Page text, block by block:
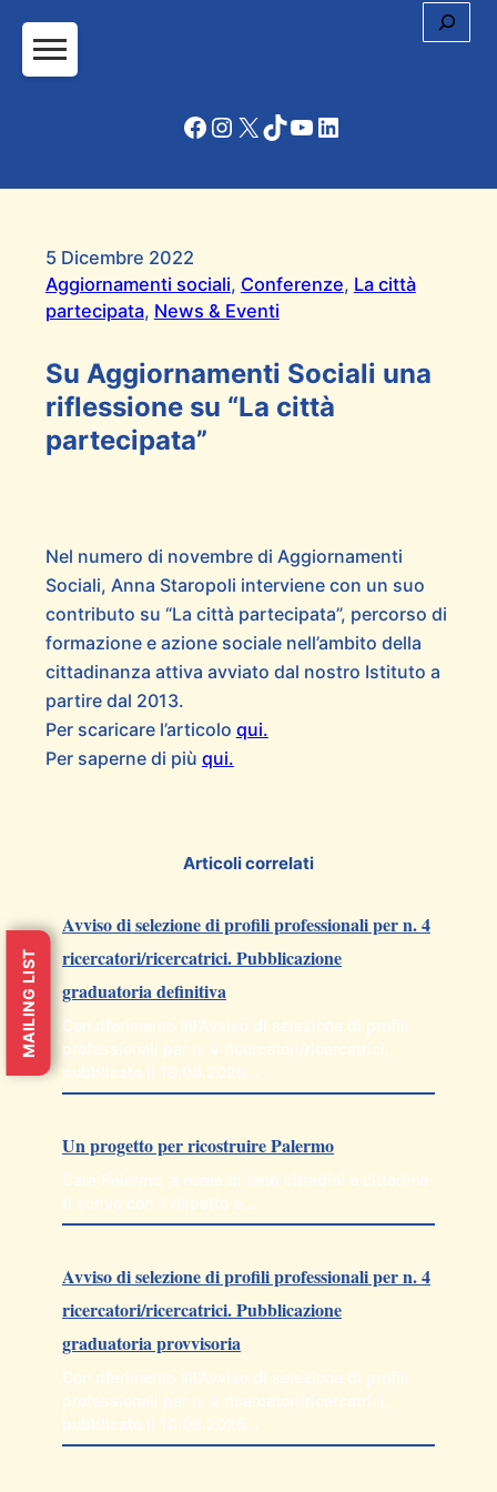
Facebook
Instagram
X TikTok
YouTube
LinkedIn
5 Dicembre 2022
Aggiornamenti sociali, Conferenze, La città
partecipata, News & Eventi
Su Aggiornamenti Sociali una
riflessione su “La città
partecipata”
Nel numero di novembre di Aggiornamenti
Sociali, Anna Staropoli interviene con un suo
contributo su “La città partecipata”, percorso di
formazione e azione sociale nell’ambito della
cittadinanza attiva avviato dal nostro Istituto a
partire dal 2013.
Per scaricare l’articolo qui.
Per saperne di più qui.
Articoli correlati
Avviso di selezione di profili professionali per n. 4
ricercatori/ricercatrici. Pubblicazione
graduatoria definitiva
Con riferimento all’Avviso di selezione di profili
professionali per n. 4 ricercatori/ricercatrici,
pubblicato il 10.06.2026…
Un progetto per ricostruire Palermo
Cara Palermo, a nome di tanti cittadini e cittadine
ti scrivo con il rispetto e…
Avviso di selezione di profili professionali per n. 4
ricercatori/ricercatrici. Pubblicazione
graduatoria provvisoria
Con riferimento all’Avviso di selezione di profili
professionali per n. 4 ricercatori/ricercatrici,
pubblicato il 10.06.2026…
MAILING LIST